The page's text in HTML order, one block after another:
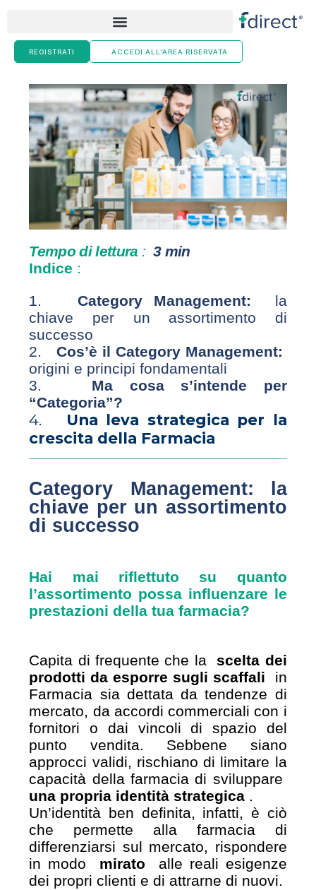
content
REGISTRATI ACCEDI ALL'AREA RISERVATA
Tempo di lettura : 3 min
Indice :
1. Category Management: la
chiave per un assortimento di
successo
2. Cos’è il Category Management:
origini e principi fondamentali
3. Ma cosa s’intende per
“Categoria”?
4. Una leva strategica per la
crescita della Farmacia
Category Management: la
chiave per un assortimento
di successo
Hai mai riflettuto su quanto
l’assortimento possa influenzare le
prestazioni della tua farmacia?
Capita di frequente che la scelta dei
prodotti da esporre sugli scaffali in
Farmacia sia dettata da tendenze di
mercato, da accordi commerciali con i
fornitori o dai vincoli di spazio del
punto vendita. Sebbene siano
approcci validi, rischiano di limitare la
capacità della farmacia di sviluppare
una propria identità strategica .
Un’identità ben definita, infatti, è ciò
che permette alla farmacia di
differenziarsi sul mercato, rispondere
in modo mirato
alle reali esigenze
dei propri clienti e di attrarne di nuovi.